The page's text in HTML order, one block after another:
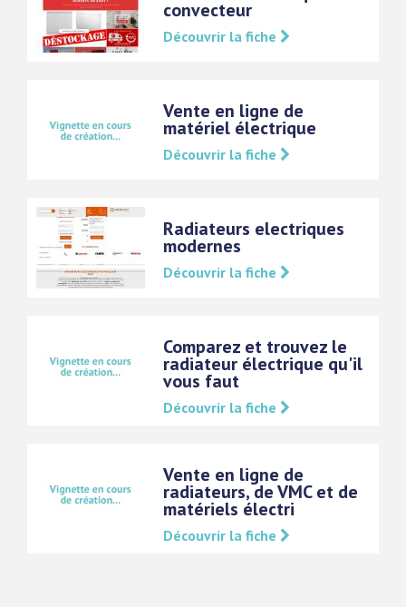
convecteur
Découvrir la fiche
Vente en ligne de
matériel électrique
Découvrir la fiche
Radiateurs electriques
modernes
Découvrir la fiche
Comparez et trouvez le
radiateur électrique qu'il
vous faut
Découvrir la fiche
Vente en ligne de
radiateurs, de VMC et de
matériels électri
Découvrir la fiche